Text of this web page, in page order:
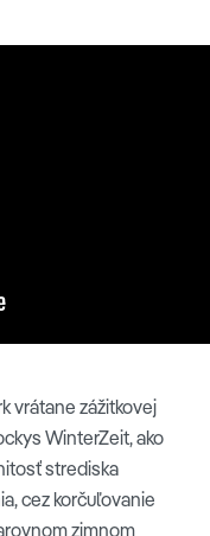
vrátane zážitkovej
WinterZeit, ako
strediska
cez korčuľovanie
zimnom